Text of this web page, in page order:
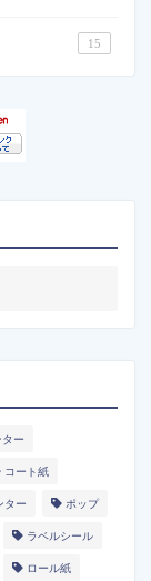
15
ー
コート紙
ター ポップ
ラベルシール
ロール紙